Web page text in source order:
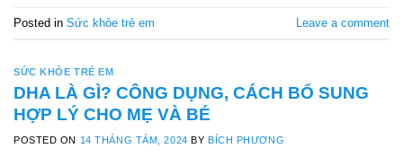
Posted in Sức khỏe trẻ em Leave a comment
SỨC KHỎE TRẺ EM
DHA LÀ GÌ? CÔNG DỤNG, CÁCH BỔ SUNG
HỢP LÝ CHO MẸ VÀ BÉ
POSTED ON 14 THÁNG TÁM, 2024 BY BÍCH PHƯƠNG